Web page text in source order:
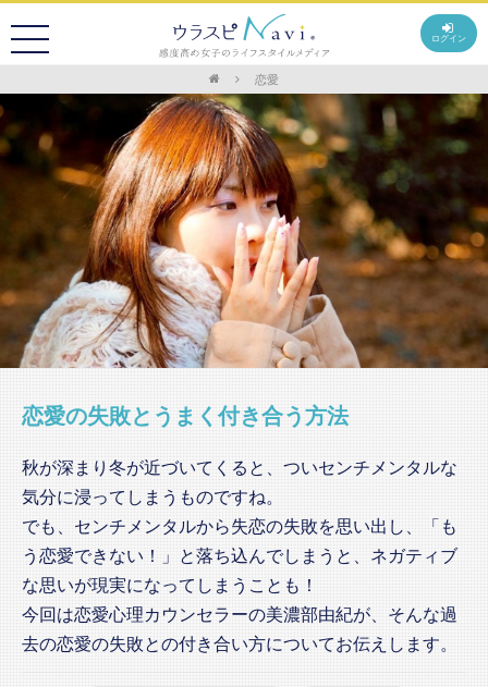
ログイン
恋愛
恋愛の失敗とうまく付き合う方法
秋が深まり冬が近づいてくると、ついセンチメンタルな
気分に浸ってしまうものですね。
でも、センチメンタルから失恋の失敗を思い出し、「も
う恋愛できない！」と落ち込んでしまうと、ネガティブ
な思いが現実になってしまうことも！
今回は恋愛心理カウンセラーの美濃部由紀が、そんな過
去の恋愛の失敗との付き合い方についてお伝えします。